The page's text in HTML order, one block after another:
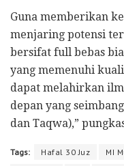
​Guna memberikan
menjaring potensi
bersifat full bebas
yang memenuhi
dapat melahirkan
depan yang
dan Taqwa),”
Tags: Hafal 30 Juz MI